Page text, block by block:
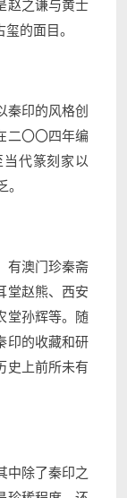
赵之谦与黄士
的面目。
秦印的风格创
二〇〇四年编
代篆刻家以
有澳门珍秦斋
堂赵熊、西安
堂孙辉等。随
印的收藏和研
史上前所未有
中除了秦印之